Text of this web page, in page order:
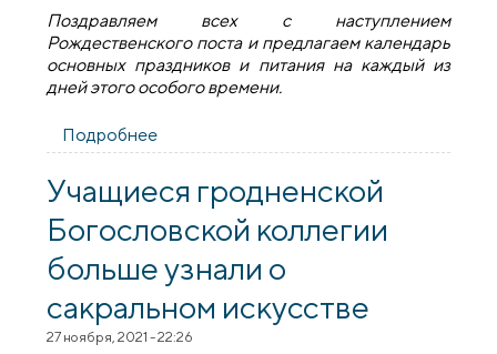
Поздравляем всех с наступлением
Рождественского поста и предлагаем календарь
основных праздников и питания на каждый из
дней этого особого времени.
Подробнее
каждый день
Учащиеся гродненской
Богословской коллегии
больше узнали о
сакральном искусстве
27 ноября, 2021 - 22:26